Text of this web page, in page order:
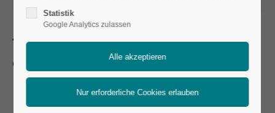
Anmelden
Register|Lost your password?
Support
Lorem ipsum dolor sit amet:
Teilflächenspezifische N-Düngung mit
digitalen Technologien
Statistik
Google Analytics zulassen